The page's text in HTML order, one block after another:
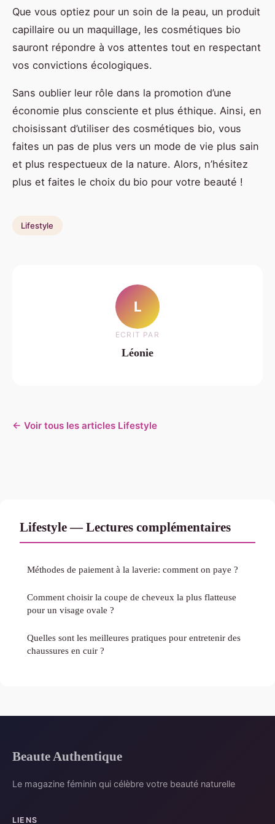
Que vous optiez pour un soin de la peau, un produit
capillaire ou un maquillage, les cosmétiques bio
sauront répondre à vos attentes tout en respectant
vos convictions écologiques.
Sans oublier leur rôle dans la promotion d’une
économie plus consciente et plus éthique. Ainsi, en
choisissant d’utiliser des cosmétiques bio, vous
faites un pas de plus vers un mode de vie plus sain
et plus respectueux de la nature. Alors, n’hésitez
plus et faites le choix du bio pour votre beauté !
Lifestyle
L
ECRIT PAR
Léonie
← Voir tous les articles Lifestyle
Lifestyle — Lectures complémentaires
Méthodes de paiement à la laverie: comment on paye ?
Comment choisir la coupe de cheveux la plus flatteuse
pour un visage ovale ?
Quelles sont les meilleures pratiques pour entretenir des
chaussures en cuir ?
Beaute Authentique
Le magazine féminin qui célèbre votre beauté naturelle
LIENS